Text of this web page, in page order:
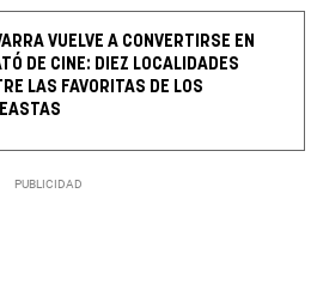
VUELVE A CONVERTIRSE EN
DE CINE: DIEZ LOCALIDADES
LAS FAVORITAS DE LOS